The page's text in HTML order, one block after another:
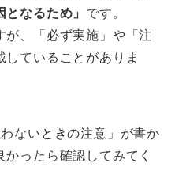
なるため」 です。
が、「必ず実施」や「注
ていることがありま
ないときの注意」が書か
ったら確認してみてく